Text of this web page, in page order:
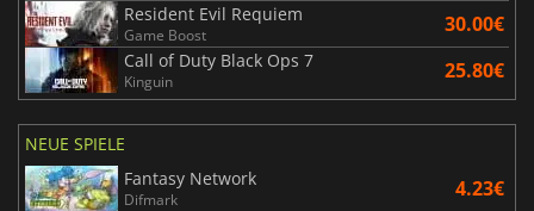
Resident Evil Requiem
Game Boost 30.00€
Call of Duty Black Ops 7
Kinguin 25.80€
NEUE SPIELE
Fantasy Network
Difmark 4.23€